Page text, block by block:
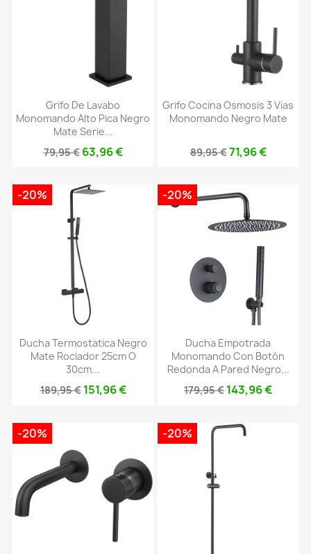
Grifo De Lavabo
Monomando Alto Pica Negro
Mate Serie...
79,95 € 63,96 €
Grifo Cocina Osmosis 3 Vias
Monomando Negro Mate
89,95 €71,96 €
Ducha Termostatica Negro
Mate Rociador 25cm O
30cm...
189,95 € 151,96 €
-20%
Ducha Empotrada
Monomando Con Botón
Redonda A Pared Negro...
179,95 € 143,96 €
-20%
-20% -20%